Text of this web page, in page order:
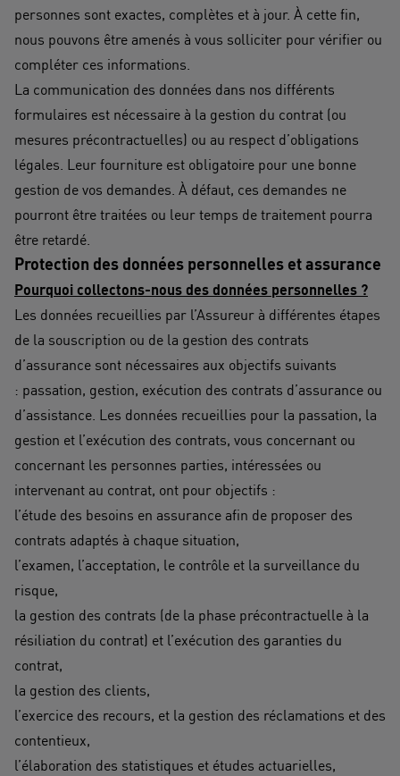
personnes sont exactes, complètes et à jour. À cette fin,
nous pouvons être amenés à vous solliciter pour vérifier ou
compléter ces informations.
La communication des données dans nos différents
formulaires est nécessaire à la gestion du contrat (ou
mesures précontractuelles) ou au respect d’obligations
légales. Leur fourniture est obligatoire pour une bonne
gestion de vos demandes. À défaut, ces demandes ne
pourront être traitées ou leur temps de traitement pourra
être retardé.
Protection des données personnelles et assurance
Pourquoi collectons-nous des données personnelles ?
Les données recueillies par l’Assureur à différentes étapes
de la souscription ou de la gestion des contrats
d’assurance sont nécessaires aux objectifs suivants ​
: passation, gestion, exécution des contrats d’assurance ou
d’assistance. Les données recueillies pour la passation, la
gestion et l’exécution des contrats, vous concernant ou
concernant les personnes parties, intéressées ou
intervenant au contrat, ont pour objectifs :
l’étude des besoins en assurance afin de proposer des
contrats adaptés à chaque situation,
l’examen, l’acceptation, le contrôle et la surveillance du
risque,
la gestion des contrats (de la phase précontractuelle à la
résiliation du contrat) et l’exécution des garanties du
contrat,
la gestion des clients,
l’exercice des recours, et la gestion des réclamations et des
contentieux,
l’élaboration des statistiques et études actuarielles,